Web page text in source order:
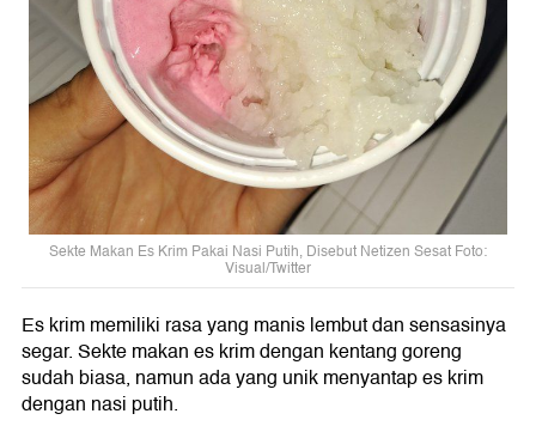
Sekte Makan Es Krim Pakai Nasi Putih, Disebut Netizen Sesat Foto:
Visual/Twitter
Es krim memiliki rasa yang manis lembut dan sensasinya
segar. Sekte makan es krim dengan kentang goreng
sudah biasa, namun ada yang unik menyantap es krim
dengan nasi putih.